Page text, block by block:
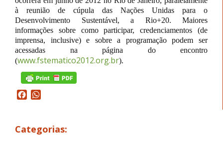
à reunião de cúpula das Nações Unidas para o
Desenvolvimento Sustentável, a Rio+20. Maiores
informações sobre como participar, credenciamentos (de
imprensa, inclusive) e sobre a programação podem ser
acessadas na página do encontro
(www.fstematico2012.org.br).
Facebook
Categorias: